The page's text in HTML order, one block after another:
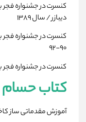
کنسرت در جشنواره فجر
دیبازر / سال ۱۳۸۹
کنسرت در جشنواره فجر
۹۰-۹۲
کنسرت در جشنواره فجر
کتاب
آموزش مقدماتی ساز